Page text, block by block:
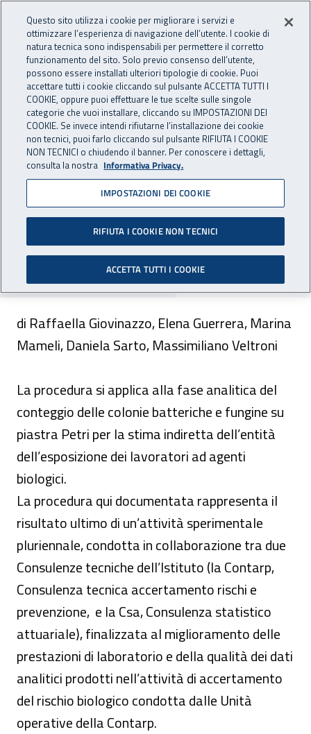
INAIL - Istituto Nazionale
Apri cerca
Navigazione principale
Navigazione - Ti trovi in:
Home Inail comunica Pubblicazioni Quaderni di ricerca
Numero 13 - giugno 2017
Analisi della contaminazione microbiologica
degli ambienti di lavoro. Valutazione della
qualità del dato analitico nel conteggio
microbico su piastra e nelle prestazioni
di Raffaella Giovinazzo, Elena Guerrera, Marina
Mameli, Daniela Sarto, Massimiliano Veltroni
La procedura si applica alla fase analitica del
conteggio delle colonie batteriche e fungine su
piastra Petri per la stima indiretta dell’entità
dell’esposizione dei lavoratori ad agenti
biologici.
La procedura qui documentata rappresenta il
risultato ultimo di un’attività sperimentale
pluriennale, condotta in collaborazione tra due
Consulenze tecniche dell’Istituto (la Contarp,
Consulenza tecnica accertamento rischi e
prevenzione, e la Csa, Consulenza statistico
attuariale), finalizzata al miglioramento delle
prestazioni di laboratorio e della qualità dei dati
analitici prodotti nell’attività di accertamento
del rischio biologico condotta dalle Unità
operative della Contarp.
Questo sito utilizza i cookie per migliorare i servizi e
ottimizzare l’esperienza di navigazione dell’utente. I cookie di
natura tecnica sono indispensabili per permettere il corretto
funzionamento del sito. Solo previo consenso dell’utente,
possono essere installati ulteriori tipologie di cookie. Puoi
accettare tutti i cookie cliccando sul pulsante ACCETTA TUTTI I
COOKIE, oppure puoi effettuare le tue scelte sulle singole
categorie che vuoi installare, cliccando su IMPOSTAZIONI DEI
COOKIE. Se invece intendi rifiutarne l’installazione dei cookie
non tecnici, puoi farlo cliccando sul pulsante RIFIUTA I COOKIE
NON TECNICI o chiudendo il banner. Per conoscere i dettagli,
consulta la nostra Informativa Privacy.
IMPOSTAZIONI DEI COOKIE
RIFIUTA I COOKIE NON TECNICI
ACCETTA TUTTI I COOKIE